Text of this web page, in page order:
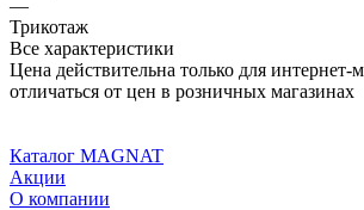
—
Трикотаж
Все характеристики
Цена действительна только для интернет-
отличаться от цен в розничных магазинах
Каталог MAGNAT
Акции
О компании